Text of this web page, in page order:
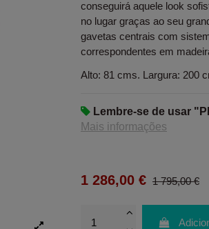
conseguirá aquele look
no lugar graças ao seu
gavetas centrais com
correspondentes em
Alto: 81 cms. Largura: 200
Lembre-se de usar
Mais informações
1 286,00 € 1 795,00 €